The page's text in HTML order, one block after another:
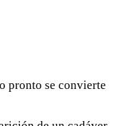
pronto se convierte